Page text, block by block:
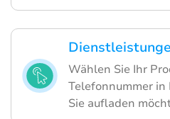
Wählen Sie Ihr
Telefonnummer in
Sie aufladen